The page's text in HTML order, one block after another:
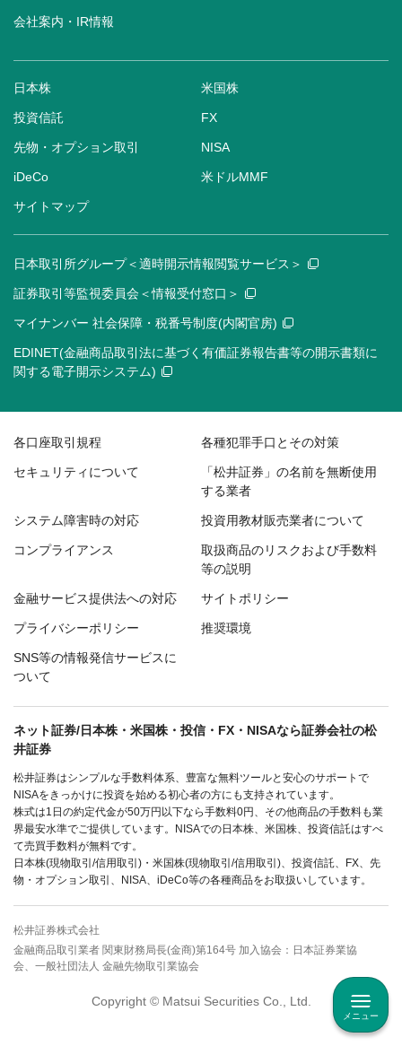
メニュー
会社案内・IR情報
日本株 米国株
投資信託 FX
先物・オプション取引 NISA
iDeCo 米ドルMMF
サイトマップ
日本取引所グループ＜適時開示情報閲覧サービス＞
証券取引等監視委員会＜情報受付窓口＞
マイナンバー 社会保障・税番号制度(内閣官房)
EDINET(金融商品取引法に基づく有価証券報告書等の開示書類に
関する電子開示システム)
各口座取引規程 各種犯罪手口とその対策
セキュリティについて
「松井証券」の名前を無断使用
する業者
システム障害時の対応 投資用教材販売業者について
コンプライアンス
取扱商品のリスクおよび手数料
等の説明
金融サービス提供法への対応 サイトポリシー
プライバシーポリシー 推奨環境
SNS等の情報発信サービスに
ついて
ネット証券/日本株・米国株・投信・FX・NISAなら証券会社の松
井証券
松井証券はシンプルな手数料体系、豊富な無料ツールと安心のサポートで
NISAをきっかけに投資を始める初心者の方にも支持されています。
株式は1日の約定代金が50万円以下なら手数料0円、その他商品の手数料も業
界最安水準でご提供しています。NISAでの日本株、米国株、投資信託はすべ
て売買手数料が無料です。
日本株(現物取引/信用取引)・米国株(現物取引/信用取引)、投資信託、FX、先
物・オプション取引、NISA、iDeCo等の各種商品をお取扱いしています。
松井証券株式会社
金融商品取引業者 関東財務局長(金商)第164号 加入協会：日本証券業協
会、一般社団法人 金融先物取引業協会
Copyright © Matsui Securities Co., Ltd.